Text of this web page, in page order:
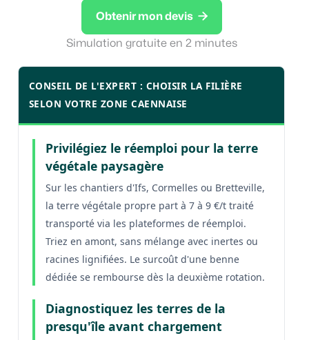
Obtenir mon devis 
Simulation gratuite en 2 minutes
CONSEIL DE L'EXPERT : CHOISIR LA FILIÈRE
SELON VOTRE ZONE CAENNAISE
Privilégiez le réemploi pour la terre
végétale paysagère
Sur les chantiers d'Ifs, Cormelles ou Bretteville,
la terre végétale propre part à 7 à 9 €/t traité
transporté via les plateformes de réemploi.
Triez en amont, sans mélange avec inertes ou
racines lignifiées. Le surcoût d'une benne
dédiée se rembourse dès la deuxième rotation.
Diagnostiquez les terres de la
presqu'île avant chargement